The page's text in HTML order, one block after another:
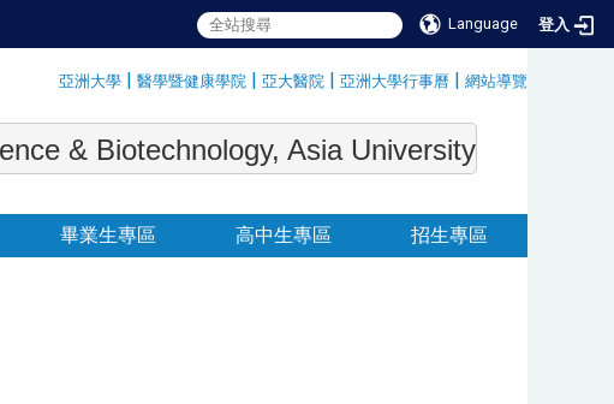
Language 登入
亞洲大學 | 醫學暨健康學院 | 亞大醫院 | 亞洲大學行事曆 | 網站導覽
& Biotechnology, Asia University
:::
畢業生專區 高中生專區 招生專區